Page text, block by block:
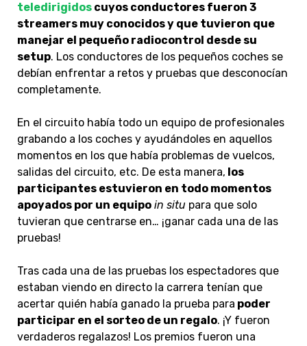
teledirigidos cuyos conductores fueron 3
streamers muy conocidos y que tuvieron que
manejar el pequeño radiocontrol desde su
setup. Los conductores de los pequeños coches se
debían enfrentar a retos y pruebas que desconocían
completamente.
En el circuito había todo un equipo de profesionales
grabando a los coches y ayudándoles en aquellos
momentos en los que había problemas de vuelcos,
salidas del circuito, etc. De esta manera, los
participantes estuvieron en todo momentos
apoyados por un equipo in situ para que solo
tuvieran que centrarse en… ¡ganar cada una de las
pruebas!
Tras cada una de las pruebas los espectadores que
estaban viendo en directo la carrera tenían que
acertar quién había ganado la prueba para poder
participar en el sorteo de un regalo. ¡Y fueron
verdaderos regalazos! Los premios fueron una